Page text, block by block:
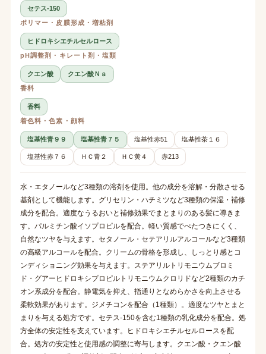
セテス-150
ポリマー・皮膜形成・増粘剤
ヒドロキシエチルセルロース
pH調整剤・キレート剤・塩類
クエン酸
クエン酸Ｎａ
香料
香料
着色料・色素・顔料
塩基性青９９ 塩基性青７５ 塩基性赤51 塩基性茶１６
塩基性赤７６ ＨＣ青２ ＨＣ黄４ 赤213
水・エタノールなど3種類の溶剤を使用。他の成分を溶解・分散させる
基剤として機能します。グリセリン・ハチミツなど3種類の保湿・補修
成分を配合。適度なうるおいと補修効果でまとまりのある髪に導きま
す。パルミチン酸イソプロピルを配合。軽い質感でべたつきにくく、
自然なツヤを与えます。セタノール・セテアリルアルコールなど3種類
の高級アルコールを配合。クリームの骨格を形成し、しっとり感とコ
ンディショニング効果を与えます。ステアリルトリモニウムブロミ
ド・グアーヒドロキシプロピルトリモニウムクロリドなど2種類のカチ
オン系成分を配合。静電気を抑え、指通りとなめらかさを向上させる
柔軟効果があります。ジメチコンを配合（1種類）。適度なツヤとまと
まりを与える処方です。セテス-150を含む1種類の乳化成分を配合。処
方全体の安定性を支えています。ヒドロキシエチルセルロースを配
合。処方の安定性と使用感の調整に寄与します。クエン酸・クエン酸